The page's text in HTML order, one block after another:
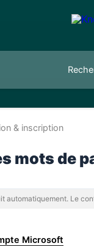
& inscription
mots de
automatiquement. Le
Microsoft